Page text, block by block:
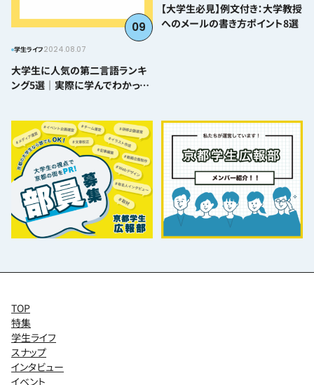
09
学生ライフ2024.08.07
大学生に人気の第二言語ランキ
ング5選｜実際に学んでわかった
【大学生必見】例文付き：大学教授
へのメールの書き方ポイント8選
TOP
特集
学生ライフ
スナップ
インタビュー
イベント